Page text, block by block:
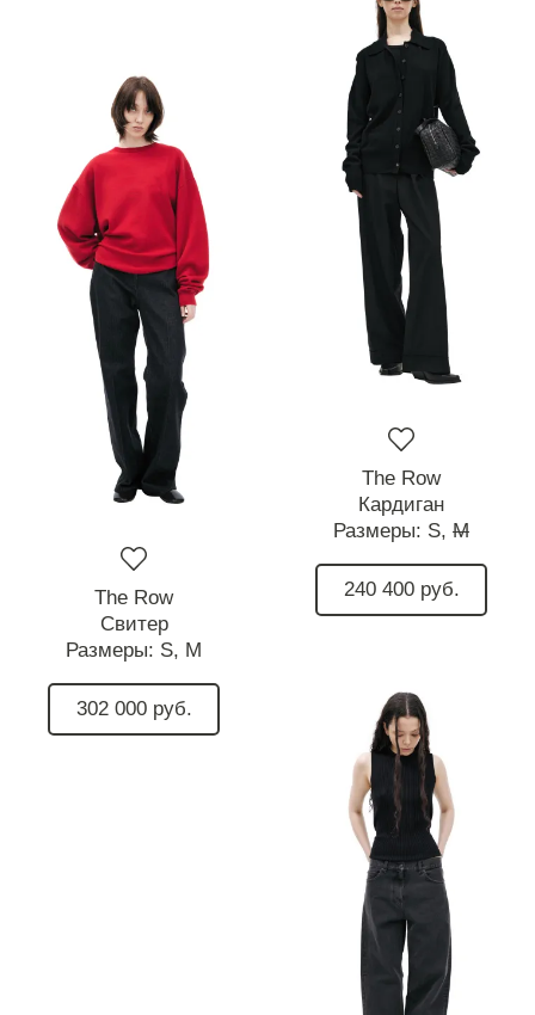
The Row
Свитер
Размеры: S, M
302 000 руб.
The Row
Кардиган
Размеры: S, M
240 400 руб.